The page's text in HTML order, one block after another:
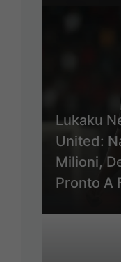
Lukaku
United:
Milioni,
Pronto A